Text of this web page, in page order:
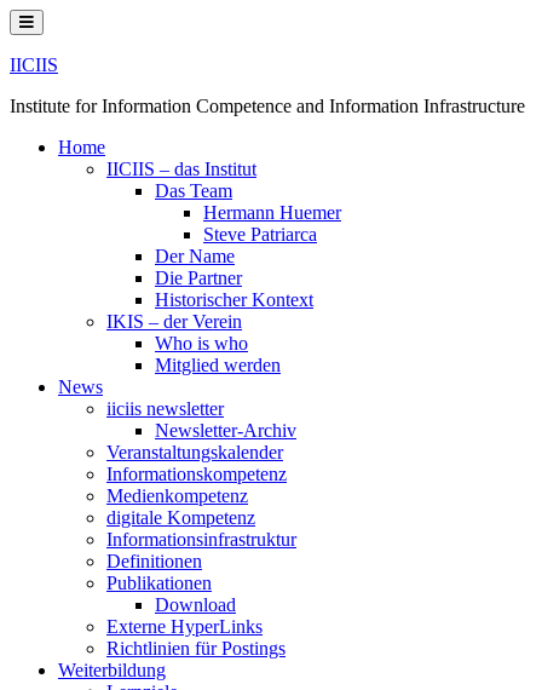
Skip
to
content
IICIIS
Institute for Information Competence and Information Infrastructure
Home
IICIIS – das Institut
Das Team
Hermann Huemer
Steve Patriarca
Der Name
Die Partner
Historischer Kontext
IKIS – der Verein
Who is who
Mitglied werden
News
iiciis newsletter
Newsletter-Archiv
Veranstaltungskalender
Informationskompetenz
Medienkompetenz
digitale Kompetenz
Informationsinfrastruktur
Definitionen
Publikationen
Download
Externe HyperLinks
Richtlinien für Postings
Weiterbildung